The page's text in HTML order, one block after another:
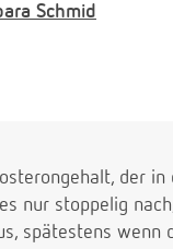
Schmid
der
nur stoppelig
spätestens wenn